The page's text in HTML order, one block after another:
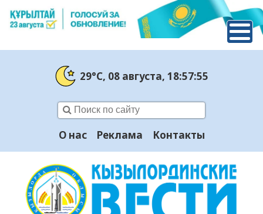
29°C, 08 августа, 18:57:56
О нас Реклама Контакты